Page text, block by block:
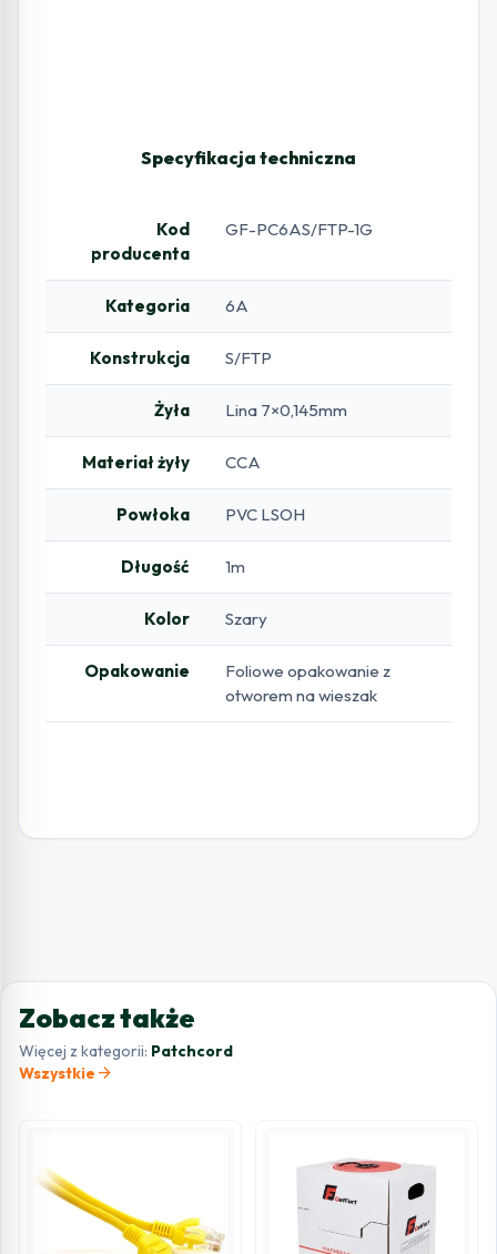
Specyfikacja techniczna
Kod
producenta
GF-PC6AS/FTP-1G
Kategoria 6A
Konstrukcja S/FTP
Żyła Lina 7×0,145mm
Materiał żyły CCA
Powłoka PVC LSOH
Długość 1m
Kolor Szary
Opakowanie
Foliowe opakowanie z
otworem na wieszak
Zobacz także
Więcej z kategorii: Patchcord
Wszystkie arrow_forward